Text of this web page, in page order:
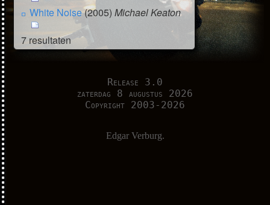
White Noise(2005) Michael Keaton
7 resultaten
Release 3.0
zaterdag 8 augustus 2026
Copyright 2003-2026
Edgar Verburg.